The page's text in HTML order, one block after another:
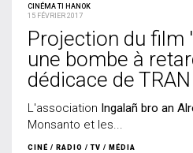
CINÉMA TI HANOK
15 FÉVRIER 2017
Projection du film
une bombe à
dédicace de
L'association Ingalañ bro an
Monsanto et les...
CINÉ / RADIO / TV / MÉDIA